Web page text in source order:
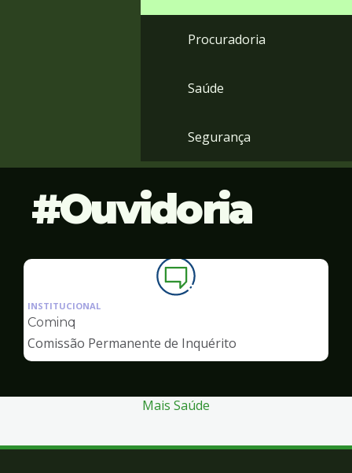
Procuradoria
Saúde
Segurança
Ouvidoria
Ilustração
da
de
Ouvidoria
INSTITUCIONAL
Cominq
Comissão Permanente de Inquérito
Mais Saúde